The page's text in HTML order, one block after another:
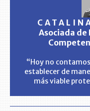
Asociada
“Hoy no
establecer de
más viable